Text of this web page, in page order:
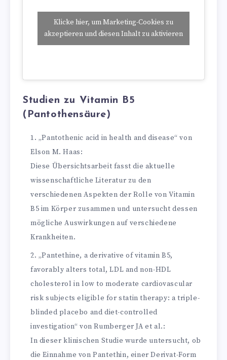
Klicke hier, um Marketing-Cookies zu
akzeptieren und diesen Inhalt zu aktivieren
Studien zu Vitamin B5
(Pantothensäure)
„Pantothenic acid in health and disease“ von
Elson M. Haas:
Diese Übersichtsarbeit fasst die aktuelle
wissenschaftliche Literatur zu den
verschiedenen Aspekten der Rolle von Vitamin
B5 im Körper zusammen und untersucht dessen
mögliche Auswirkungen auf verschiedene
Krankheiten.
„Pantethine, a derivative of vitamin B5,
favorably alters total, LDL and non-HDL
cholesterol in low to moderate cardiovascular
risk subjects eligible for statin therapy: a triple-
blinded placebo and diet-controlled
investigation“ von Rumberger JA et al.:
In dieser klinischen Studie wurde untersucht, ob
die Einnahme von Pantethin, einer Derivat-Form